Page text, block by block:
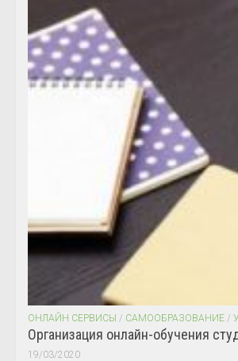
ОНЛАЙН СЕРВИСЫ / САМООБРАЗОВАНИЕ /
Организация онлайн-обучения
19/03/2020